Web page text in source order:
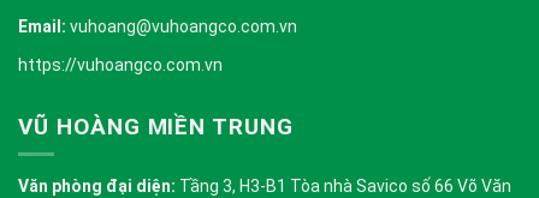
Email: vuhoang@vuhoangco.com.vn
https://vuhoangco.com.vn
VŨ HOÀNG MIỀN TRUNG
Văn phòng đại diện: Tầng 3, H3-B1 Tòa nhà Savico số 66 Võ Văn